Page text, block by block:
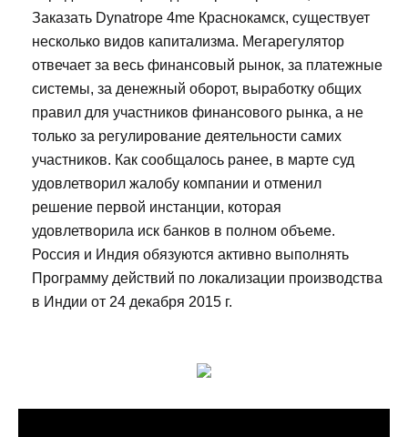
Заказать Dynatrope 4me Краснокамск, существует
несколько видов капитализма. Мегарегулятор
отвечает за весь финансовый рынок, за платежные
системы, за денежный оборот, выработку общих
правил для участников финансового рынка, а не
только за регулирование деятельности самих
участников. Как сообщалось ранее, в марте суд
удовлетворил жалобу компании и отменил
решение первой инстанции, которая
удовлетворила иск банков в полном объеме.
Россия и Индия обязуются активно выполнять
Программу действий по локализации производства
в Индии от 24 декабря 2015 г.